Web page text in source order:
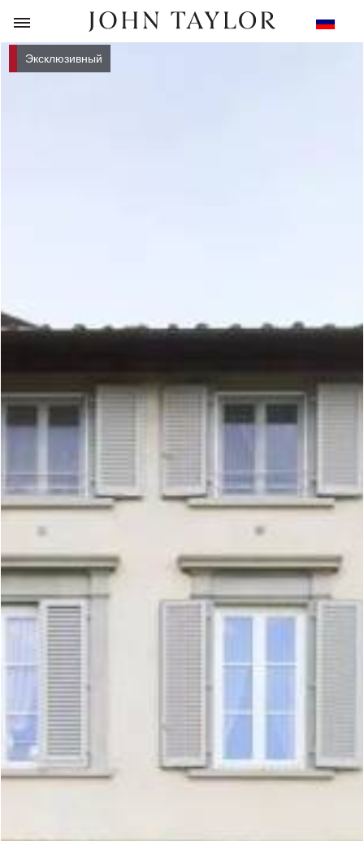
НАЗАД
Эксклюзивный